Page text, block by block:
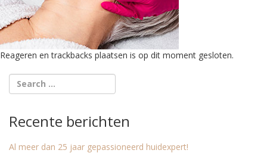
Reageren en trackbacks plaatsen is op dit moment gesloten.
Recente berichten
Al meer dan 25 jaar gepassioneerd huidexpert!